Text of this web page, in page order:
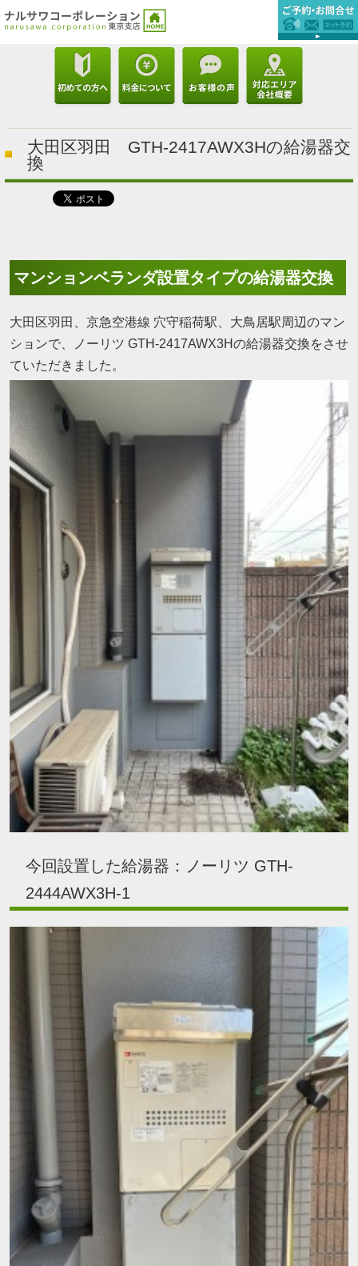
大田区羽田 GTH-2417AWX3Hの給湯器交
換
マンションベランダ設置タイプの給湯器交換
大田区羽田、京急空港線 穴守稲荷駅、大鳥居駅周辺のマン
ションで、ノーリツ GTH-2417AWX3Hの給湯器交換をさせ
ていただきました。
今回設置した給湯器：ノーリツ GTH-
2444AWX3H-1